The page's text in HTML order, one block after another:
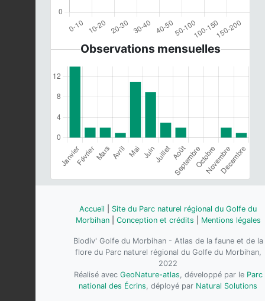
Observations mensuelles
Accueil
Site du Parc naturel régional du Golfe du
Morbihan| Conception et crédits Mentions légales
Biodiv' Golfe du Morbihan - Atlas de la faune et de la
flore du Parc naturel régional du Golfe du Morbihan,
2022
Réalisé avec GeoNature-atlas, développé par le Parc
national des Écrins, déployé par Natural Solutions